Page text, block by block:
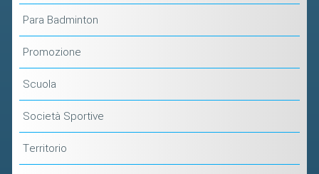
Para Badminton
Promozione
Scuola
Società Sportive
Territorio